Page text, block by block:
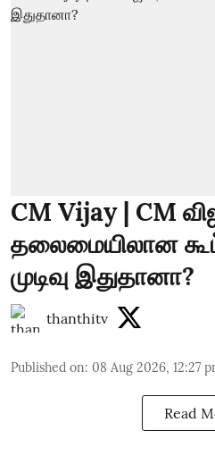
CM Vijay | CM
தலைமையிலான
முடிவு இதுதானா?
thanthitv
Published on: 08 Aug 2026, 12:27
Read